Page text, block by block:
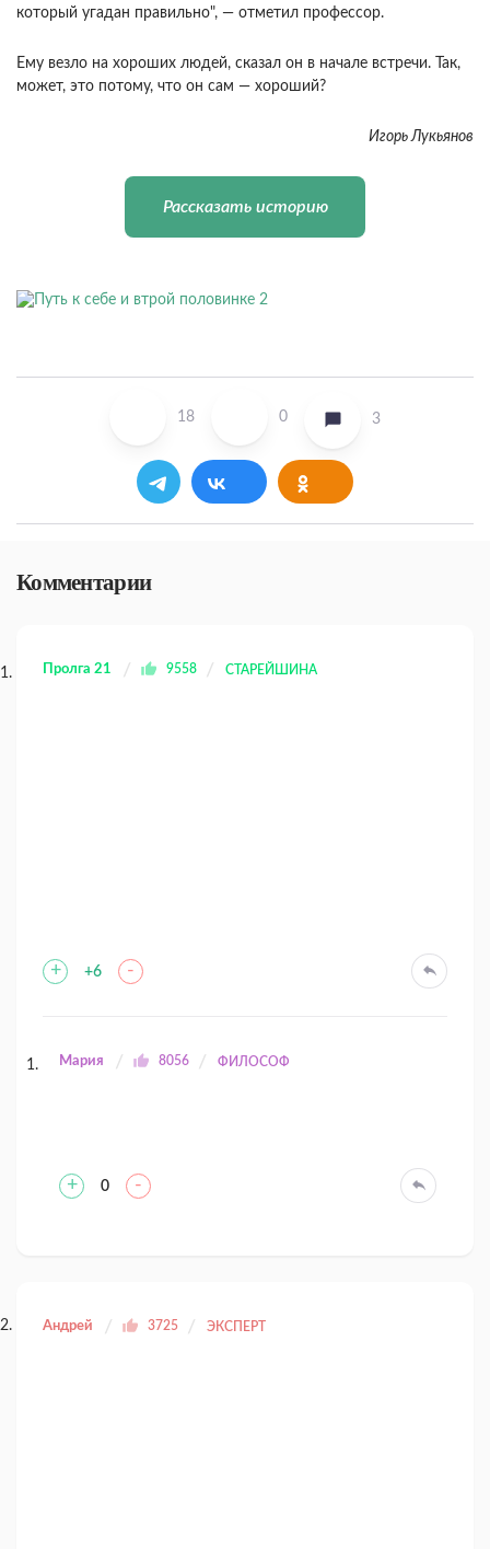
который угадан правильно", — отметил профессор.
Ему везло на хороших людей, сказал он в начале встречи. Так,
может, это потому, что он сам — хороший?
Игорь Лукьянов
Рассказать историю
18 0 3
Комментарии
Пролга 21 9558 СТАРЕЙШИНА
+ +6 -
Мария 8056 ФИЛОСОФ
+ 0 -
Андрей 3725 ЭКСПЕРТ